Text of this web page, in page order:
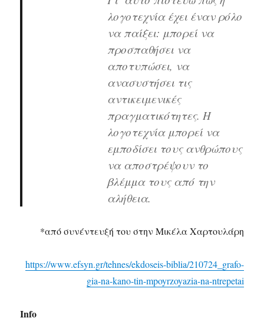
λογοτεχνία έχει έναν ρόλο
να παίξει: μπορεί να
προσπαθήσει να
αποτυπώσει, να
ανασυστήσει τις
αντικειμενικές
πραγματικότητες. Η
λογοτεχνία μπορεί να
εμποδίσει τους ανθρώπους
να αποστρέψουν το
βλέμμα τους από την
αλήθεια.
*από συνέντευξή του στην Μικέλα Χαρτουλάρη
https://www.efsyn.gr/tehnes/ekdoseis-biblia/210724_grafo-
gia-na-kano-tin-mpoyrzoyazia-na-ntrepetai
Info